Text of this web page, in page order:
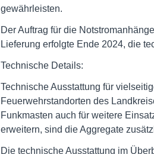
gewährleisten.
Der Auftrag für die
Lieferung erfolgte Ende 2024, die
Technische Details:
Technische Ausstattung für
Feuerwehrstandorten des
Funkmasten auch für weitere
erweitern, sind die Aggregate
Die technische Ausstattung im